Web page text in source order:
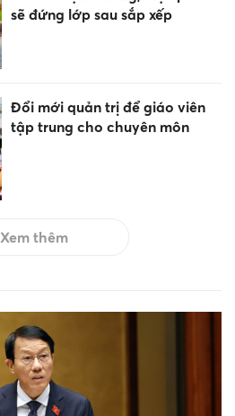
sẽ đứng lớp sau sắp xếp
Đổi mới quản trị để giáo viên
tập trung cho chuyên môn
Xem thêm